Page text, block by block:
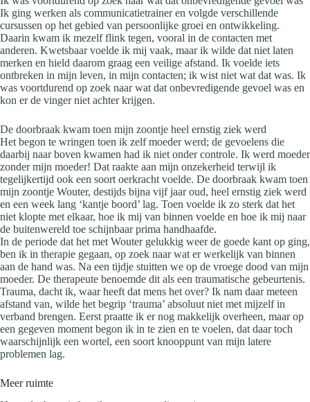
Ik ging werken als communicatietrainer en volgde verschillende
cursussen op het gebied van persoonlijke groei en ontwikkeling.
Daarin kwam ik mezelf flink tegen, vooral in de contacten met
anderen. Kwetsbaar voelde ik mij vaak, maar ik wilde dat niet laten
merken en hield daarom graag een veilige afstand. Ik voelde iets
ontbreken in mijn leven, in mijn contacten; ik wist niet wat dat was. Ik
was voortdurend op zoek naar wat dat onbevredigende gevoel was en
kon er de vinger niet achter krijgen.
De doorbraak kwam toen mijn zoontje heel ernstig ziek werd
Het begon te wringen toen ik zelf moeder werd; de gevoelens die
daarbij naar boven kwamen had ik niet onder controle. Ik werd moeder
zonder mijn moeder! Dat raakte aan mijn onzekerheid terwijl ik
tegelijkertijd ook een soort oerkracht voelde. De doorbraak kwam toen
mijn zoontje Wouter, destijds bijna vijf jaar oud, heel ernstig ziek werd
en een week lang ‘kantje boord’ lag. Toen voelde ik zo sterk dat het
niet klopte met elkaar, hoe ik mij van binnen voelde en hoe ik mij naar
de buitenwereld toe schijnbaar prima handhaafde.
In de periode dat het met Wouter gelukkig weer de goede kant op ging,
ben ik in therapie gegaan, op zoek naar wat er werkelijk van binnen
aan de hand was. Na een tijdje stuitten we op de vroege dood van mijn
moeder. De therapeute benoemde dit als een traumatische gebeurtenis.
Trauma, dacht ik, waar heeft dat mens het over? Ik nam daar meteen
afstand van, wilde het begrip ‘trauma’ absoluut niet met mijzelf in
verband brengen. Eerst praatte ik er nog makkelijk overheen, maar op
een gegeven moment begon ik in te zien en te voelen, dat daar toch
waarschijnlijk een wortel, een soort knooppunt van mijn latere
problemen lag.
Meer ruimte